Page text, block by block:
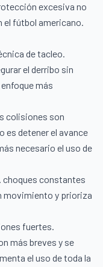
excesiva no
el fútbol americano.
de tacleo.
el derribo sin
más
colisiones son
es detener el avance
necesario el uso de
choques constantes
movimiento y prioriza
fuertes.
más breves y se
el uso de toda la